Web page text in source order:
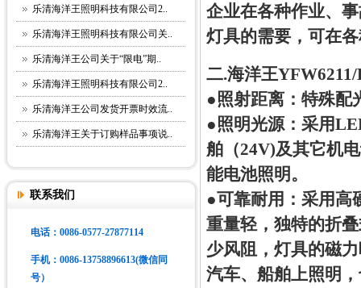
乐清海洋王照明科技有限公司2..
乐清海洋王照明科技有限公司关..
乐清海洋王公司关于“限电”期..
乐清海洋王照明科技有限公司2..
乐清海洋王公司发货开票时效流..
乐清海洋王关于订购样品事项说..
联系我们
电话：0086-0577-27877114
手机：0086-13758896613(微信同
号）
企业在各种作业、
灯具的需要，可在
二.海洋王
●照射距离：特殊配
●照明光源：采用
舶（24V)及其它机
能电池照明。
●可靠耐用：采用高
重量轻，独特的折
少风阻，灯具的磁
汽车、船舶上照明